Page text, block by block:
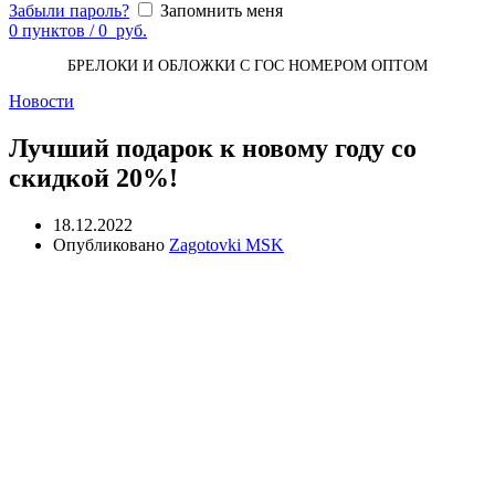
Забыли пароль?
Запомнить меня
0 пунктов / 0 руб.
БРЕЛОКИ И ОБЛОЖКИ С ГОС НОМЕРОМ ОПТОМ
Новости
Лучший подарок к новому году со
скидкой 20%!
18.12.2022
Опубликовано Zagotovki MSK